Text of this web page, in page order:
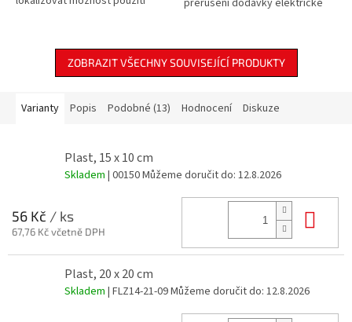
ZOBRAZIT VŠECHNY SOUVISEJÍCÍ PRODUKTY
Varianty Popis Podobné (13) Hodnocení Diskuze
Plast, 15 x 10 cm
Skladem | 00150Můžeme doručit do: 12.8.2026
56 Kč / ks
67,76 Kč včetně DPH
Plast, 20 x 20 cm
Skladem | FLZ14-21-09Můžeme doručit do: 12.8.2026